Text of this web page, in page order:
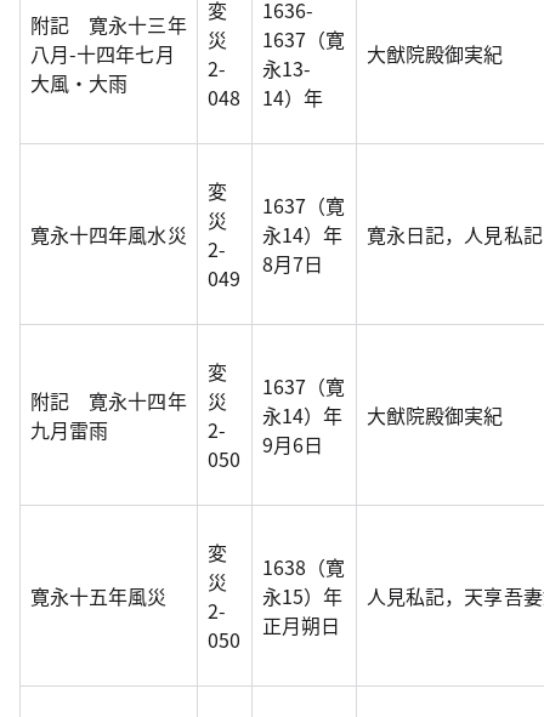
附記 寛永十三年
八月-十四年七月
大風・大雨
変
災
2-
048
1636-
1637（寛
永13-
14）年
大猷院殿御実紀
寛永十四年風水災
変
災
2-
049
1637（寛
永14）年
8月7日
寛永日記，人見私記
附記 寛永十四年
九月雷雨
変
災
2-
050
1637（寛
永14）年
9月6日
大猷院殿御実紀
寛永十五年風災
変
災
2-
050
1638（寛
永15）年
正月朔日
人見私記，天享吾